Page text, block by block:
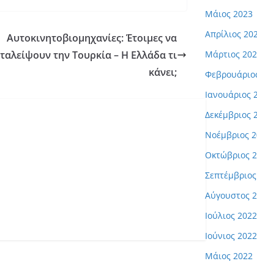
Αυτοκινητοβιομηχανίες: Έτοιμες να
την Τουρκία – Η Ελλάδα τι
κάνει;
Μάιος 2023
Απρίλιος
Μάρτιος
Ιανουάριος
Δεκέμβριος
Νοέμβριος
Οκτώβριος
Αύγουστος
Ιούλιος 2022
Ιούνιος 2022
Μάιος 2022